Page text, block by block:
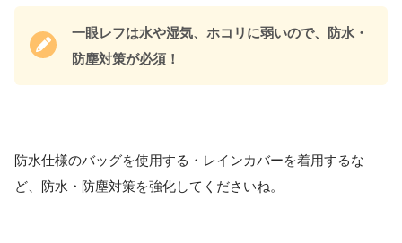
一眼レフは水や湿気、ホコリに弱いので、防水・
防塵対策が必須！
防水仕様のバッグを使用する・レインカバーを着用するな
ど、防水・防塵対策を強化してくださいね。